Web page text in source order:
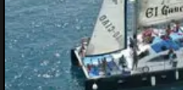
€4495